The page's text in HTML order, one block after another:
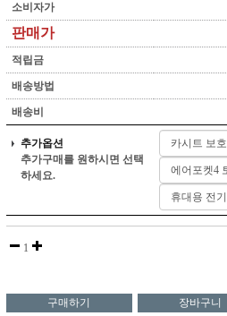
소비자가
판매가
적립금
배송방법
배송비
추가옵션
추가구매를 원하시면 선택
하세요.
1
구매하기 장바구니